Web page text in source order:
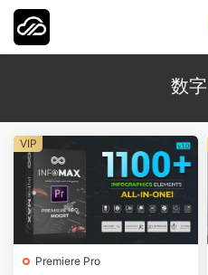
数字
Premiere Pro
VIP